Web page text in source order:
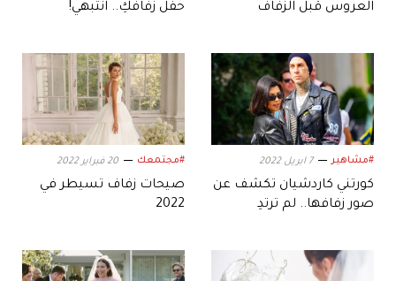
العروس قبل الزفاف
حفل زفافكِ.. انتبهي!
#مشاهير 7 ابريل 2022
كورتني كاردشيان تكشف عن
صور زفافها.. لم ترتدِ
#مجتمعك 20 فبراير 2022
صيحات زفاف تسيطر في
2022